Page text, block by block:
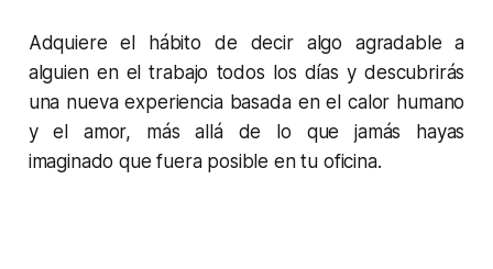
Adquiere el hábito de decir algo agradable a
alguien en el trabajo todos los días y descubrirás
una nueva experiencia basada en el calor humano
y el amor, más allá de lo que jamás hayas
imaginado que fuera posible en tu oficina.